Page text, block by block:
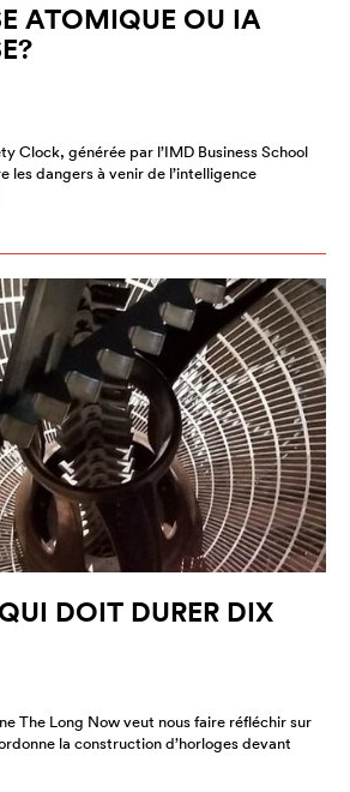
ATOMIQUE OU IA
Clock, générée par l’IMD Business School
les dangers à venir de l’intelligence
DOIT DURER DIX
The Long Now veut nous faire réfléchir sur
la construction d’horloges devant